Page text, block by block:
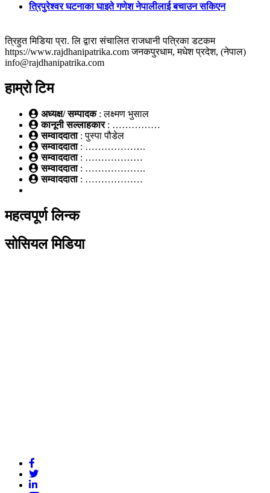
त्रिपुरेश्वर घटनाका घाइते गणेश नेपालीलाई बचाउन सकिएन
त्रिहुत मिडिया प्रा. लि द्वारा संचालित राजधानी पत्रिका डटकम
https://www.rajdhanipatrika.com जनकपुरधाम, मधेश प्रदेश, (नेपाल)
info@rajdhanipatrika.com
हाम्रो टिम
अध्यक्ष/ सम्पादक: लक्ष्मण भुसाल
कानूनी सल्लाहकार : ……………
सम्वाददाता: पुस्पा पौडेल
सम्वाददाता : ……………….
सम्वाददाता: ………………
सम्वाददाता: ……………….
सम्वाददाता: ………………
महत्वपूर्ण लिन्क
सोसियल मिडिया